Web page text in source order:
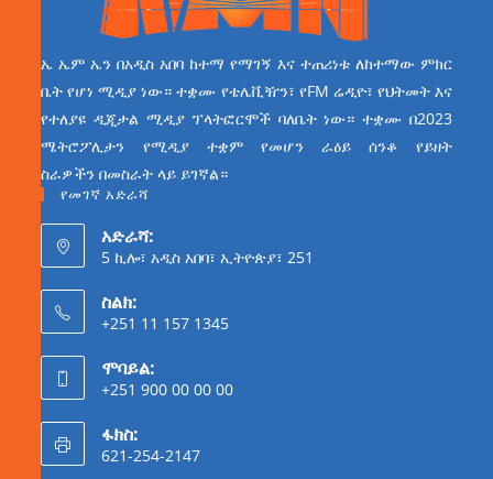
ኤ ኤም ኤን በአዲስ አበባ ከተማ የማገኝ እና ተጠሪነቱ ለከተማው ምክር
ቤት የሆነ ሚዲያ ነው። ተቋሙ የቴሌቪዥን፣ የFM ሬዲዮ፣ የህትመት እና
የተለያዩ ዲጂታል ሚዲያ ፕላትፎርሞች ባለቤት ነው። ተቋሙ በ2023
ሜትሮፖሊታን የሚዲያ ተቋም የመሆን ራዕይ ሰንቆ የይዘት
ስራዎችን በመስራት ላይ ይገኛል።
የመገኛ አድራሻ
አድራሻ:
5 ኪሎ፣ አዲስ አበባ፣ ኢትዮጵያ፣ 251
ስልክ:
+251 11 157 1345
ሞባይል:
+251 900 00 00 00
ፋክስ:
621-254-2147